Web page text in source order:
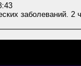
заболеваний. 2